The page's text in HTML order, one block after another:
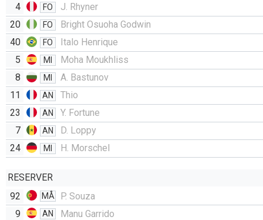
4
FO
J. Rhyner
20
FO
Bright Osuoha Godwin
40
FO
Italo Henrique
5
MI
Moha Moukhliss
8
MI
A. Bastunov
11
AN
Thio
23
AN
Y. Fortune
7
AN
D. Loppy
24
MI H. Morschel
RESERVER
92
MÅ
P. Souza
9
AN
Manu Garrido